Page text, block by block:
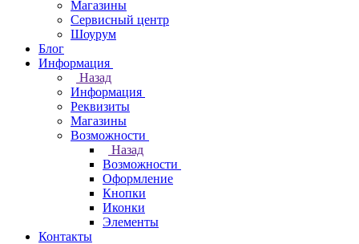
Магазины
Сервисный центр
Шоурум
Блог
Информация
Назад
Информация
Реквизиты
Магазины
Возможности
Назад
Возможности
Оформление
Кнопки
Иконки
Элементы
Контакты